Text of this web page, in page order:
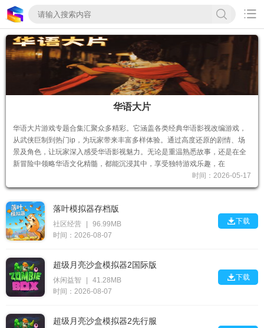

华语大片
华语大片游戏专题合集汇聚众多精彩。它涵盖各类经典华语影视改编游戏，
从武侠巨制到热门ip，为玩家带来丰富多样体验。通过高度还原的剧情、场
景及角色，让玩家深入感受华语影视魅力。无论是重温熟悉故事，还是在全
新冒险中领略华语文化精髓，都能沉浸其中，享受独特游戏乐趣，在
时间：2026-05-17
落叶模拟器存档版
社区经营
96.99MB
时间：2026-08-07
下载
超级月亮沙盒模拟器2国际版
休闲益智
41.28MB
时间：2026-08-07
下载
超级月亮沙盒模拟器2先行服